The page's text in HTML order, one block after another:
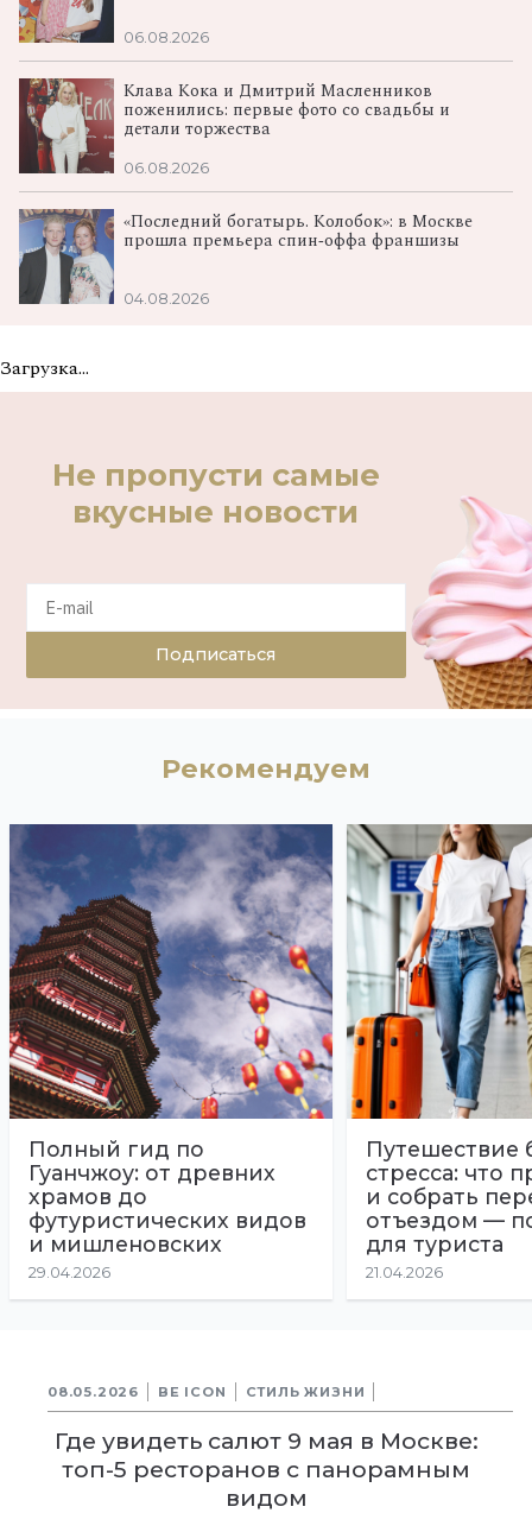
06.08.2026
Клава Кока и Дмитрий Масленников
поженились: первые фото со свадьбы и
детали торжества
06.08.2026
«Последний богатырь. Колобок»: в Москве
прошла премьера спин‑оффа франшизы
04.08.2026
Загрузка...
Не пропусти самые
вкусные новости
Подписаться
Рекомендуем
Полный гид по
Гуанчжоу: от древних
храмов до
футуристических видов
и мишленовских
ресторанов
29.04.2026
Путешествие
стресса: что
и собрать
отъездом —
для туриста
21.04.2026
08.05.2026 BE ICON СТИЛЬ ЖИЗНИ
Где увидеть салют 9 мая в Москве:
топ-5 ресторанов с панорамным
видом